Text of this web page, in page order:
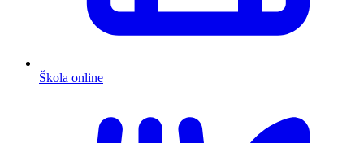
Škola online